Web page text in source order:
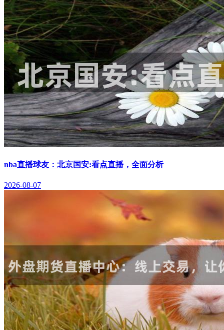
nba直播球友：北京国安:看点直播，全面分析
2026-08-07